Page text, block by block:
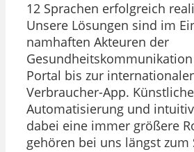
12 Sprachen erfolgreich
Unsere Lösungen sind im
namhaften Akteuren der
Gesundheitskommunikation
Portal bis zur
Verbraucher-App.
Automatisierung und
dabei eine immer größere
gehören bei uns längst zum